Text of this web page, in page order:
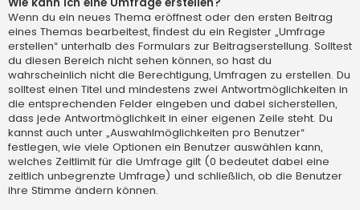
Wenn du ein neues Thema eröffnest oder den ersten Beitrag
eines Themas bearbeitest, findest du ein Register „Umfrage
erstellen“ unterhalb des Formulars zur Beitragserstellung. Solltest
du diesen Bereich nicht sehen können, so hast du
wahrscheinlich nicht die Berechtigung, Umfragen zu erstellen. Du
solltest einen Titel und mindestens zwei Antwortmöglichkeiten in
die entsprechenden Felder eingeben und dabei sicherstellen,
dass jede Antwortmöglichkeit in einer eigenen Zeile steht. Du
kannst auch unter „Auswahlmöglichkeiten pro Benutzer“
festlegen, wie viele Optionen ein Benutzer auswählen kann,
welches Zeitlimit für die Umfrage gilt (0 bedeutet dabei eine
zeitlich unbegrenzte Umfrage) und schließlich, ob die Benutzer
ihre Stimme ändern können.